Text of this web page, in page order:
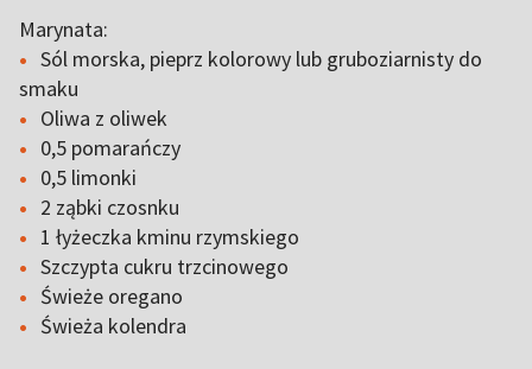
Marynata:
Sól morska, pieprz kolorowy lub gruboziarnisty do
smaku
Oliwa z oliwek
0,5 pomarańczy
0,5 limonki
2 ząbki czosnku
1 łyżeczka kminu rzymskiego
Szczypta cukru trzcinowego
Świeże oregano
Świeża kolendra